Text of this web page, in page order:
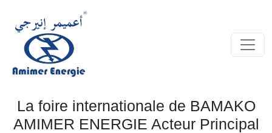
La foire internationale de BAMAKO
AMIMER ENERGIE Acteur Principal